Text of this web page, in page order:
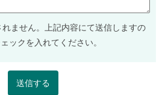
ません。上記内容にて送信しますの
ックを入れてください。